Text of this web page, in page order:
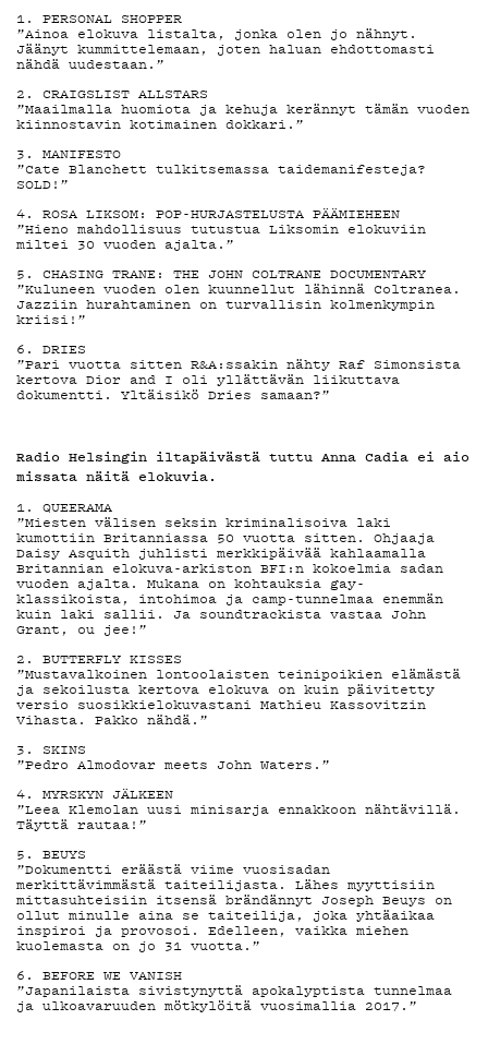
PODCAST
G
LIVELAB
KIRJAUDU SISÄÄN
1. PERSONAL SHOPPER
”Ainoa elokuva listalta, jonka olen jo nähnyt.
Jäänyt kummittelemaan, joten haluan ehdottomasti
nähdä uudestaan.”
2. CRAIGSLIST ALLSTARS
”Maailmalla huomiota ja kehuja kerännyt tämän vuoden
kiinnostavin kotimainen dokkari.”
3. MANIFESTO
”Cate Blanchett tulkitsemassa taidemanifesteja?
SOLD!”
4. ROSA LIKSOM: POP-HURJASTELUSTA PÄÄMIEHEEN
”Hieno mahdollisuus tutustua Liksomin elokuviin
miltei 30 vuoden ajalta.”
5. CHASING TRANE: THE JOHN COLTRANE DOCUMENTARY
”Kuluneen vuoden olen kuunnellut lähinnä Coltranea.
Jazziin hurahtaminen on turvallisin kolmenkympin
kriisi!”
6. DRIES
”Pari vuotta sitten R&A:ssakin nähty Raf Simonsista
kertova Dior and I oli yllättävän liikuttava
dokumentti. Yltäisikö Dries samaan?”
Radio Helsingin iltapäivästä tuttu Anna Cadia ei aio
missata näitä elokuvia.
1. QUEERAMA
”Miesten välisen seksin kriminalisoiva laki
kumottiin Britanniassa 50 vuotta sitten. Ohjaaja
Daisy Asquith juhlisti merkkipäivää kahlaamalla
Britannian elokuva-arkiston BFI:n kokoelmia sadan
vuoden ajalta. Mukana on kohtauksia gay-
klassikoista, intohimoa ja camp-tunnelmaa enemmän
kuin laki sallii. Ja soundtrackista vastaa John
Grant, ou jee!”
2. BUTTERFLY KISSES
”Mustavalkoinen lontoolaisten teinipoikien elämästä
ja sekoilusta kertova elokuva on kuin päivitetty
versio suosikkielokuvastani Mathieu Kassovitzin
Vihasta. Pakko nähdä.”
3. SKINS
”Pedro Almodovar meets John Waters.”
4. MYRSKYN JÄLKEEN
”Leea Klemolan uusi minisarja ennakkoon nähtävillä.
Täyttä rautaa!”
5. BEUYS
”Dokumentti eräästä viime vuosisadan
merkittävimmästä taiteilijasta. Lähes myyttisiin
mittasuhteisiin itsensä brändännyt Joseph Beuys on
ollut minulle aina se taiteilija, joka yhtäaikaa
inspiroi ja provosoi. Edelleen, vaikka miehen
kuolemasta on jo 31 vuotta.”
6. BEFORE WE VANISH
”Japanilaista sivistynyttä apokalyptista tunnelmaa
ja ulkoavaruuden mötkylöitä vuosimallia 2017.”